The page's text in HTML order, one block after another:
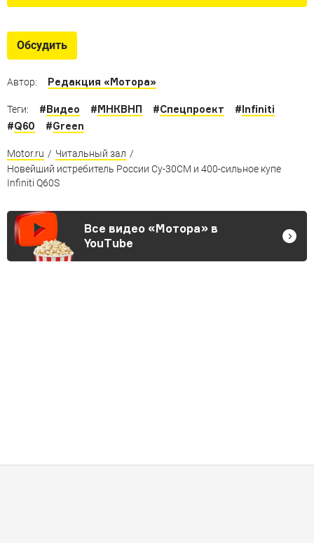
Обсудить
Автор: Редакция «Мотора»
Теги: #Видео #МНКВНП #Спецпроект #Infiniti
#Q60 #Green
Motor.ru / Читальный зал /
Новейший истребитель России Су-30СМ и 400-сильное купе
Infiniti Q60S
Все видео «Мотора» в
YouTube